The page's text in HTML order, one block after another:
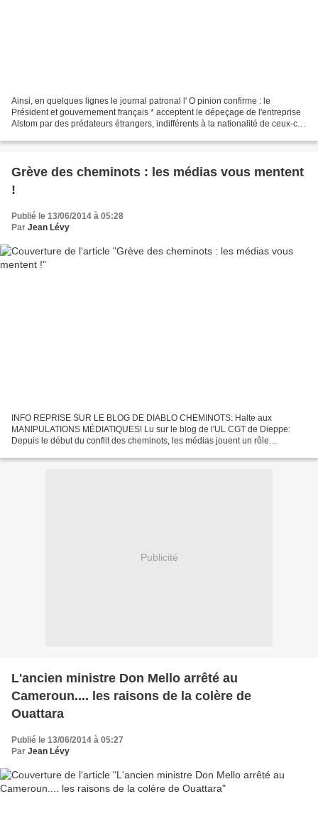
Ainsi, en quelques lignes le journal patronal l' O pinion confirme : le
Président et gouvernement français * acceptent le dépeçage de l'entreprise
Alstom par des prédateurs étrangers, indifférents à la nationalité de ceux-ci *
Grève des cheminots : les médias vous mentent
!
Publié le 13/06/2014 à 05:28
Par Jean Lévy
INFO REPRISE SUR LE BLOG DE DIABLO CHEMINOTS: Halte aux
MANIPULATIONS MÉDIATIQUES! Lu sur le blog de l'UL CGT de Dieppe:
Depuis le début du conflit des cheminots, les médias jouent un rôle
Publicité
L'ancien ministre Don Mello arrêté au
Cameroun.... les raisons de la colère de
Ouattara
Publié le 13/06/2014 à 05:27
Par Jean Lévy